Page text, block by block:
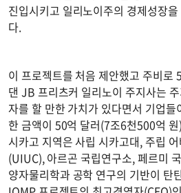
진입시키고 일리노이주의 경제성장
다.
이 프로젝트를 처음 제안했고 주비로
댄 JB 프리츠커 일리노이 주지사는
자를 할 만한 가치가 있다면서 기업
한 금액이 50억 달러(7조6천500억
시카고 지역은 사립 시카고대, 주립
(UIUC), 아르곤 국립연구소, 페르미
양자물리학과 공학 연구의 기반이 탄